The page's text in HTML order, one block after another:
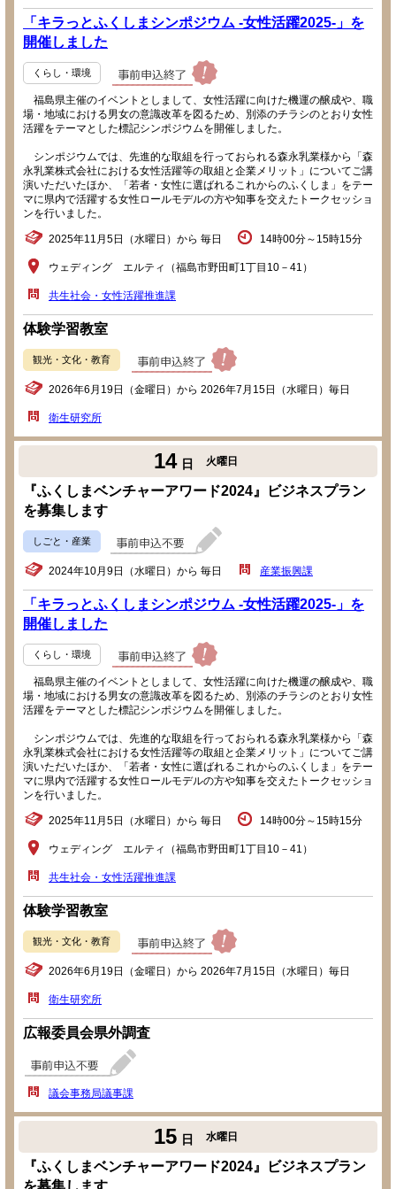
「キラっとふくしまシンポジウム -女性活躍2025-」を
開催しました
くらし・環境
福島県主催のイベントとしまして、女性活躍に向けた機運の醸成や、職
場・地域における男女の意識改革を図るため、別添のチラシのとおり女性
活躍をテーマとした標記シンポジウムを開催しました。
シンポジウムでは、先進的な取組を行っておられる森永乳業様から「森
永乳業株式会社における女性活躍等の取組と企業メリット」についてご講
演いただいたほか、「若者・女性に選ばれるこれからのふくしま」をテー
マに県内で活躍する女性ロールモデルの方や知事を交えたトークセッショ
ンを行いました。
2025年11月5日（水曜日）から 毎日 14時00分～15時15分
ウェディング エルティ（福島市野田町1丁目10－41）
共生社会・女性活躍推進課
体験学習教室
観光・文化・教育
2026年6月19日（金曜日）から 2026年7月15日（水曜日）毎日
衛生研究所
14 日 火曜日
『ふくしまベンチャーアワード2024』ビジネスプラン
を募集します
しごと・産業
2024年10月9日（水曜日）から 毎日 産業振興課
「キラっとふくしまシンポジウム -女性活躍2025-」を
開催しました
くらし・環境
福島県主催のイベントとしまして、女性活躍に向けた機運の醸成や、職
場・地域における男女の意識改革を図るため、別添のチラシのとおり女性
活躍をテーマとした標記シンポジウムを開催しました。
シンポジウムでは、先進的な取組を行っておられる森永乳業様から「森
永乳業株式会社における女性活躍等の取組と企業メリット」についてご講
演いただいたほか、「若者・女性に選ばれるこれからのふくしま」をテー
マに県内で活躍する女性ロールモデルの方や知事を交えたトークセッショ
ンを行いました。
2025年11月5日（水曜日）から 毎日 14時00分～15時15分
ウェディング エルティ（福島市野田町1丁目10－41）
共生社会・女性活躍推進課
体験学習教室
観光・文化・教育
2026年6月19日（金曜日）から 2026年7月15日（水曜日）毎日
衛生研究所
広報委員会県外調査
議会事務局議事課
15 日 水曜日
『ふくしまベンチャーアワード2024』ビジネスプラン
を募集します